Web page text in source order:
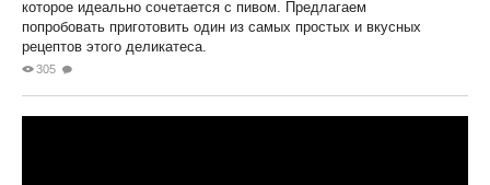
которое идеально сочетается с пивом. Предлагаем
попробовать приготовить один из самых простых и вкусных
рецептов этого деликатеса.
305